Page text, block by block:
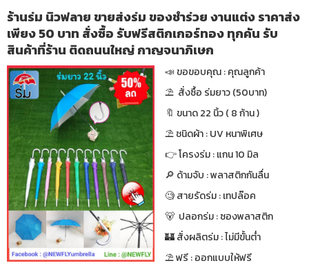
ร้านร่ม นิวฟลาย ขายส่งร่ม ของชำร่วย งานแต่ง ราคาส่ง
เพียง 50 บาท สั่งซื้อ รับฟรีสติกเกอร์ทอง ทุกคัน รับ
สินค้าที่ร้าน ติดถนนใหญ่ กาญจนาภิเษก
📣 ขอขอบคุณ : คุณลูกค้า
⛱ สั่งซื้อ ร่มยาว (50บาท)
🔖 ขนาด 22 นิ้ว ( 8 ก้าน )
⛱ ชนิดผ้า : UV หนาพิเศษ
👉 โครงร่ม : แกน 10 มิล
🔎 ด้ามจับ : พลาสติกกันลื่น
🧐 สายรัดร่ม : เทปล๊อค
🐻 ปลอกร่ม : ซองพลาสติก
🏰 สั่งผลิตร่ม : ไม่มีขั้นต่ำ
⛱ ฟรี : ออกแบบให้ฟรี